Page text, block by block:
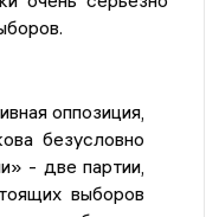
оппозиция,
безусловно
- две партии,
выборов